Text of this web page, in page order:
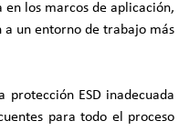
los marcos de aplicación,
a un entorno de trabajo más
protección ESD inadecuada
para todo el proceso